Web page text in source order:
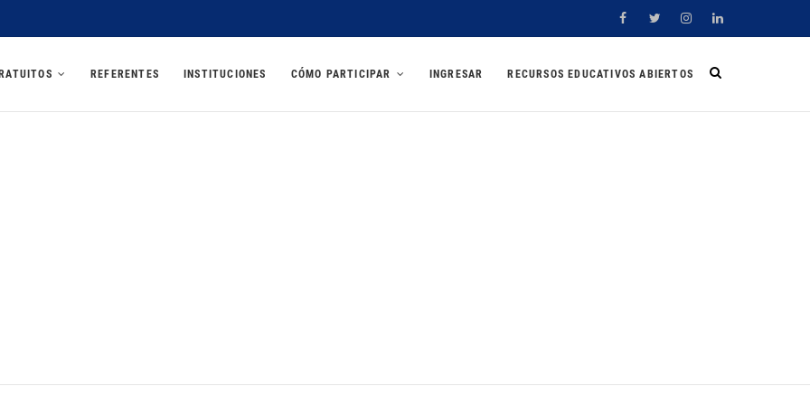
FacebookTwitterInstagramLinkedin
2025 REFERENTES INSTITUCIONES CÓMO PARTICIPAR INGRESAR RECURSOS EDUCATIVOS ABIERTOS